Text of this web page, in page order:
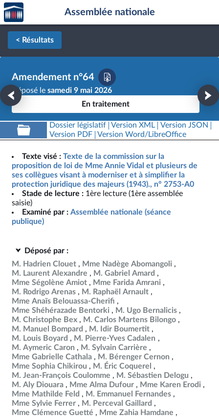
Aller au contenu
Aller en bas de la page
Accèder
à la
page
d'accueil
Assemblée nationale
< Résultats
Amendement n°64
Déposé le samedi 9 mai 2026
En traitement
Dossier législatif Version XML
Version JSON
Version PDF
Version Word/LibreOffice
Texte visé : Texte de la commission sur la
proposition de loi de Mme Annie Vidal et plusieurs de
ses collègues visant à moderniser et à simplifier la
protection juridique des majeurs (1943)., n° 2753-A0
Stade de lecture : 1ère lecture (1ère assemblée
saisie)
Examiné par : Assemblée nationale (séance
publique)
Déposé par :
M. Hadrien Clouet
Mme Nadège Abomangoli
M. Laurent Alexandre
M. Gabriel Amard
Mme Ségolène Amiot
Mme Farida Amrani
M. Rodrigo Arenas
M. Raphaël Arnault
Mme Anaïs Belouassa-Cherifi
Mme Shéhérazade Bentorki
M. Ugo Bernalicis
M. Christophe Bex
M. Carlos Martens Bilongo
M. Manuel Bompard
M. Idir Boumertit
M. Louis Boyard
M. Pierre-Yves Cadalen
M. Aymeric Caron
M. Sylvain Carrière
Mme Gabrielle Cathala
M. Bérenger Cernon
Mme Sophia Chikirou
M. Éric Coquerel
M. Jean-François Coulomme
M. Sébastien Delogu
M. Aly Diouara
Mme Alma Dufour
Mme Karen Erodi
Mme Mathilde Feld
M. Emmanuel Fernandes
Mme Sylvie Ferrer
M. Perceval Gaillard
Mme Clémence Guetté
Mme Zahia Hamdane